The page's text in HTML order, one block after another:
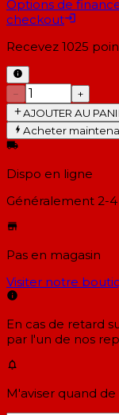
Options de
checkout
Recevez 1025
−
+
AJOUTER AU
Acheter
Dispo en ligne
Généralement 2-
Pas en magasin
Visiter notre
En cas de retard
par l'un de nos
M'aviser quand